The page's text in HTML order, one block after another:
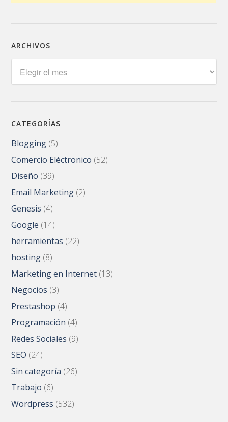
ARCHIVOS
CATEGORÍAS
Blogging (5)
Comercio Eléctronico (52)
Diseño (39)
Email Marketing (2)
Genesis (4)
Google (14)
herramientas (22)
hosting (8)
Marketing en Internet (13)
Negocios (3)
Prestashop (4)
Programación (4)
Redes Sociales (9)
SEO (24)
Sin categoría (26)
Trabajo (6)
Wordpress (532)